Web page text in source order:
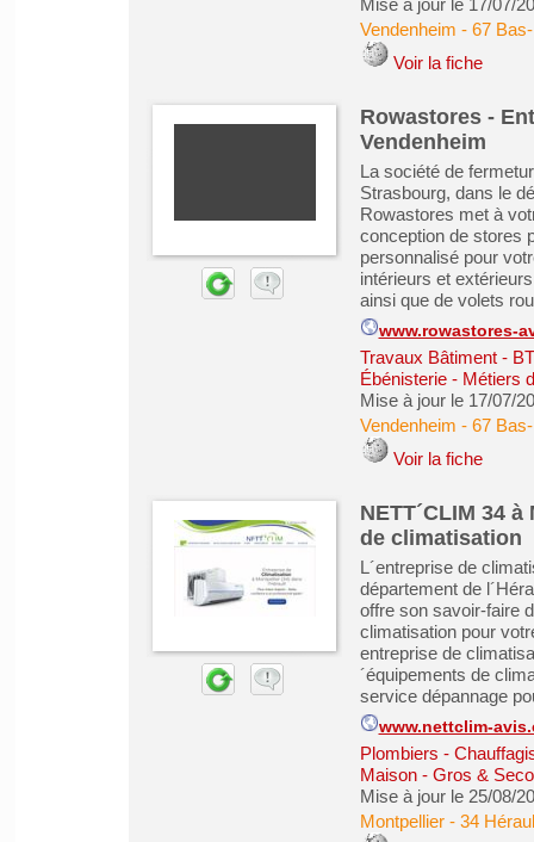
Mise à jour le 17/07/
Vendenheim - 67
Voir la fiche
Rowastores -
Vendenheim
La société de
Strasbourg, dans le
Rowastores met à
conception de stores
personnalisé pour
intérieurs et
ainsi que de volets
www.rowastores-
Travaux Bâtiment -
Ébénisterie - Métiers
Mise à jour le 17/07/
Vendenheim - 67
Voir la fiche
NETT´CLIM 34
de climatisation
L´entreprise de
département de
offre son savoir-faire
climatisation pour
entreprise de
´équipements de
service dépannage
www.nettclim-
Plombiers -
Maison - Gros &
Mise à jour le 25/08/
Montpellier- 34